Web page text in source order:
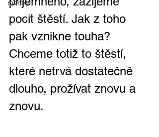
mantry
pocit štěstí. Jak z toho
pak vznikne touha?
Chceme totiž to štěstí,
které netrvá dostatečně
dlouho, prožívat znovu a
znovu.